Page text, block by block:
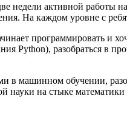
недели активной работы
На каждом уровне с
программировать и
Python), разобраться
в машинном обучении,
на стыке